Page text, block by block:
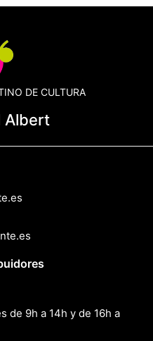
DE CULTURA
Albert
de 9h a 14h y de 16h a